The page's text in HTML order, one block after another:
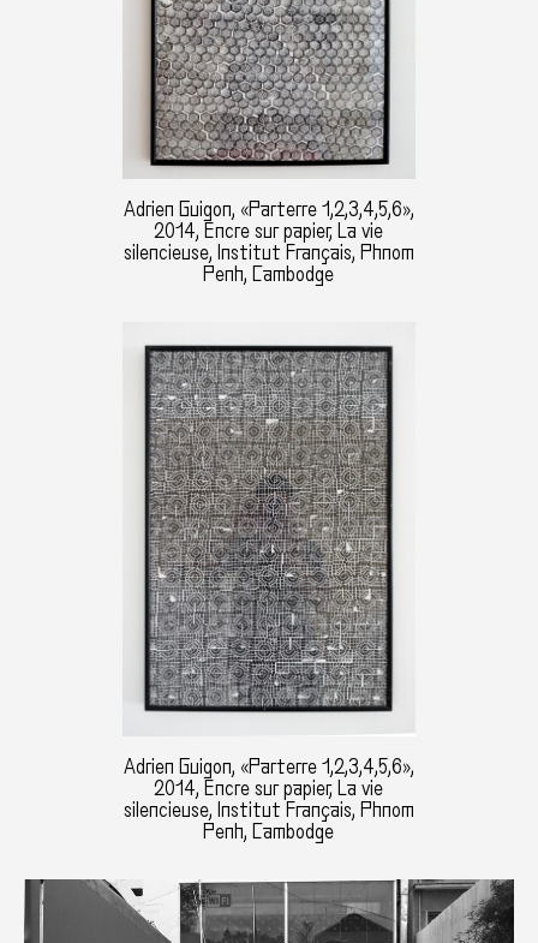
Adrien Guigon, «Parterre 1,2,3,4,5,6»,
2014, Encre sur papier, La vie
silencieuse, Institut Français, Phnom
Penh, Cambodge
Adrien Guigon, «Parterre 1,2,3,4,5,6»,
2014, Encre sur papier, La vie
silencieuse, Institut Français, Phnom
Penh, Cambodge